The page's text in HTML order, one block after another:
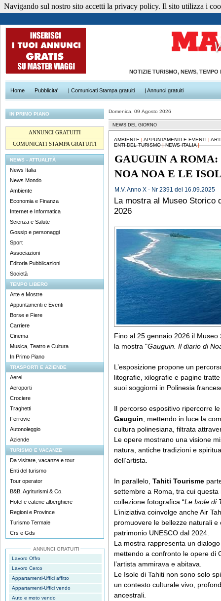
NOTIZIE TURISMO, NEWS,
Home Pubblicita' | Comunicati Stampa gratuiti | Annunci gratuiti
IN PRIMO PIANO
ANNUNCI GRATUITI
COMUNICATI STAMPA GRATUITI
NEWS - ATTUALITÀ
News Italia
News Mondo
Ambiente
Economia e Finanza
Internet e Informatica
Scienza e Salute
Gossip e personaggi
Sport
Associazioni
Editoria Pubblicazioni
Società
TEMPO LIBERO
Arte e Mostre
Appuntamenti e Eventi
Borse e Fiere
Carriere
Cinema
Musica, Teatro e Cultura
In Primo Piano
TRASPORTI E AZIENDE
Aerei
Aeroporti
Crociere
Traghetti
Ferrovie
Autonoleggio
Aziende
TURISMO E VACANZE
Da visitare, vacanze e tour
Enti del turismo
Tour operator
B&B, Agriturismi & Co.
Hotel e catene alberghiere
Regioni e Province
Turismo Termale
Crs e Gds
ANNUNCI GRATUITI
Lavoro Offro
Lavoro Cerco
Appartamenti-Uffici affitto
Appartamenti-Uffici vendo
Auto e moto vendo
Domenica, 09 Agosto 2026
NEWS DEL GIORNO
AMBIENTE | APPUNTAMENTI E EVENTI |
ENTI DEL TURISMO|NEWS ITALIA|
GAUGUIN A
NOA NOA E LE
M.V. Anno X - Nr 2391 del 16.09.2025
La mostra al Museo Storico
2026
Fino al 25 gennaio 2026 il
la mostra "Gauguin. Il diario di
L’esposizione propone un
litografie, xilografie e pagine
suoi soggiorni in Polinesia
Il percorso espositivo ripercorre
Gauguin , mettendo in luce la
cultura polinesiana, filtrata
Le opere mostrano una visione
natura, antiche tradizioni e
dell’artista.
In parallelo, Tahiti Tourisme
settembre a Roma, tra cui
collezione fotografica “Le Isole di
L’iniziativa coinvolge anche Air
promuovere le bellezze naturali
patrimonio UNESCO dal 2024.
La mostra rappresenta un
mettendo a confronto le opere di
l’artista ammirava e abitava.
Le Isole di Tahiti non sono solo
un contesto culturale vivo,
ancestrali.
Navigando sul nostro sito accetti la privacy policy. Il sito utilizza i